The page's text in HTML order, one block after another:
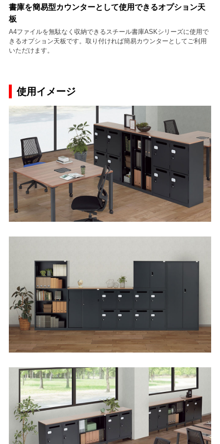
書庫を簡易型カウンターとして使用できるオプション天
板
A4ファイルを無駄なく収納できるスチール書庫ASKシリーズに使用で
きるオプション天板です。取り付ければ簡易カウンターとしてご利用
いただけます。
使用イメージ